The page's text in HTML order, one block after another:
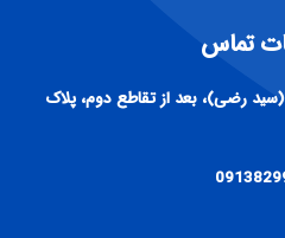
تماس
رضی)، بعد از تقاطع دوم، پلاک